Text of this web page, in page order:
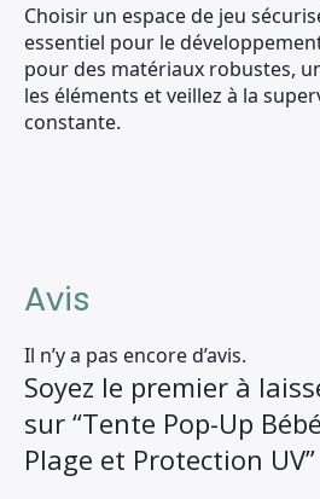
Choisir un espace de jeu
essentiel pour le
pour des matériaux robustes,
les éléments et veillez à la
constante.
Avis
Il n’y a pas encore d’avis.
Soyez le premier à
sur “Tente Pop-Up
Plage et Protection UV”